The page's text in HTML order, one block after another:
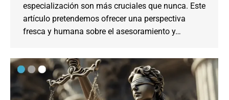
especialización son más cruciales que nunca. Este
artículo pretendemos ofrecer una perspectiva
fresca y humana sobre el asesoramiento y…